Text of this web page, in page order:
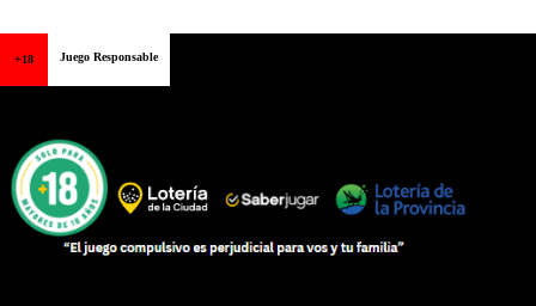
+18 Juego Responsable